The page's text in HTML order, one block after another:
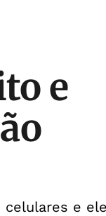
e
e